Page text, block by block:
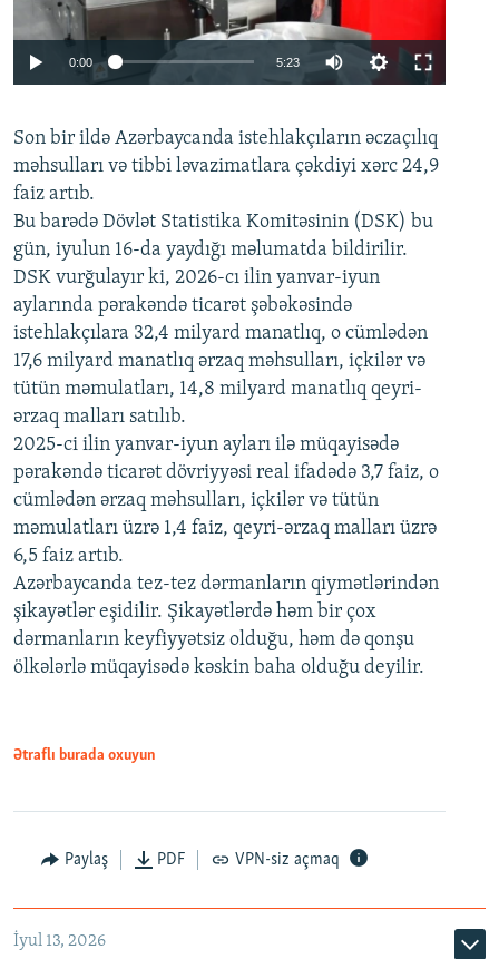
Auto 240p 360p 480p
720p 1080p
0:00 5:23
360p
480p
720p
1080p
Son bir ildə Azərbaycanda istehlakçıların əczaçılıq
məhsulları və tibbi ləvazimatlara çəkdiyi xərc 24,9
faiz artıb.
Bu barədə Dövlət Statistika Komitəsinin (DSK) bu
gün, iyulun 16-da yaydığı məlumatda bildirilir.
DSK vurğulayır ki, 2026-cı ilin yanvar-iyun
aylarında pərakəndə ticarət şəbəkəsində
istehlakçılara 32,4 milyard manatlıq, o cümlədən
17,6 milyard manatlıq ərzaq məhsulları, içkilər və
tütün məmulatları, 14,8 milyard manatlıq qeyri-
ərzaq malları satılıb.
2025-ci ilin yanvar-iyun ayları ilə müqayisədə
pərakəndə ticarət dövriyyəsi real ifadədə 3,7 faiz, o
cümlədən ərzaq məhsulları, içkilər və tütün
məmulatları üzrə 1,4 faiz, qeyri-ərzaq malları üzrə
6,5 faiz artıb.
Azərbaycanda tez-tez dərmanların qiymətlərindən
şikayətlər eşidilir. Şikayətlərdə həm bir çox
dərmanların keyfiyyətsiz olduğu, həm də qonşu
ölkələrlə müqayisədə kəskin baha olduğu deyilir.
Ətraflı burada oxuyun
Paylaş PDF VPN-siz açmaq
İyul 13, 2026